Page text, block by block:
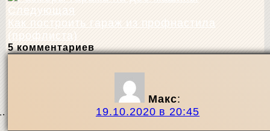
Следующая
Как построить гараж из профнастила
(профлиста)
5 комментариев
Макс:
19.10.2020 в 20:45